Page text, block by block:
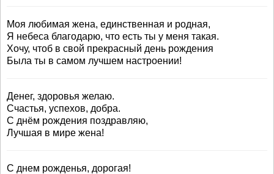
Моя любимая жена, единственная и родная,
Я небеса благодарю, что есть ты у меня такая.
Хочу, чтоб в свой прекрасный день рождения
Была ты в самом лучшем настроении!
Денег, здоровья желаю.
Счастья, успехов, добра.
С днём рождения поздравляю,
Лучшая в мире жена!
С днем рожденья, дорогая!